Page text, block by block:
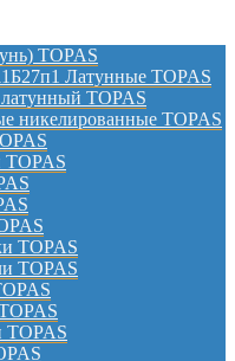
TOPAS
Латунные TOPAS
TOPAS
никелированные TOPAS
TOPAS
TOPAS
TOPAS
TOPAS